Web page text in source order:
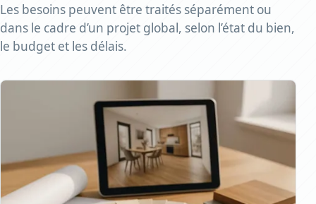
Les besoins peuvent être traités séparément ou
dans le cadre d’un projet global, selon l’état du bien,
le budget et les délais.